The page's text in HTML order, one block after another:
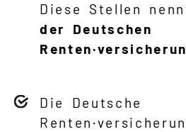
Diese Stellen
der Deutschen
Die Deutsche